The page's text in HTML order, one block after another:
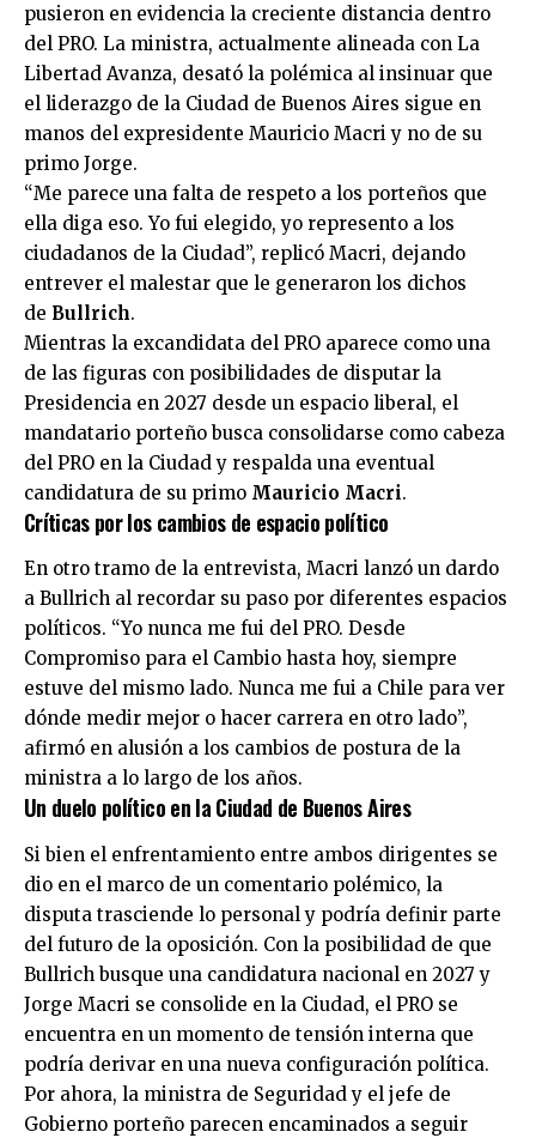
pusieron en evidencia la creciente distancia dentro
del PRO. La ministra, actualmente alineada con La
Libertad Avanza, desató la polémica al insinuar que
el liderazgo de la Ciudad de Buenos Aires sigue en
manos del expresidente Mauricio Macri y no de su
primo Jorge.
“Me parece una falta de respeto a los porteños que
ella diga eso. Yo fui elegido, yo represento a los
ciudadanos de la Ciudad”, replicó Macri, dejando
entrever el malestar que le generaron los dichos
de Bullrich.
Mientras la excandidata del PRO aparece como una
de las figuras con posibilidades de disputar la
Presidencia en 2027 desde un espacio liberal, el
mandatario porteño busca consolidarse como cabeza
del PRO en la Ciudad y respalda una eventual
candidatura de su primo Mauricio Macri.
Críticas por los cambios de espacio político
En otro tramo de la entrevista, Macri lanzó un dardo
a Bullrich al recordar su paso por diferentes espacios
políticos. “Yo nunca me fui del PRO. Desde
Compromiso para el Cambio hasta hoy, siempre
estuve del mismo lado. Nunca me fui a Chile para ver
dónde medir mejor o hacer carrera en otro lado”,
afirmó en alusión a los cambios de postura de la
ministra a lo largo de los años.
Un duelo político en la Ciudad de Buenos Aires
Si bien el enfrentamiento entre ambos dirigentes se
dio en el marco de un comentario polémico, la
disputa trasciende lo personal y podría definir parte
del futuro de la oposición. Con la posibilidad de que
Bullrich busque una candidatura nacional en 2027 y
Jorge Macri se consolide en la Ciudad, el PRO se
encuentra en un momento de tensión interna que
podría derivar en una nueva configuración política.
Por ahora, la ministra de Seguridad y el jefe de
Gobierno porteño parecen encaminados a seguir